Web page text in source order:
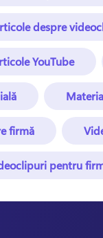
despre
YouTube
firmă
pentru